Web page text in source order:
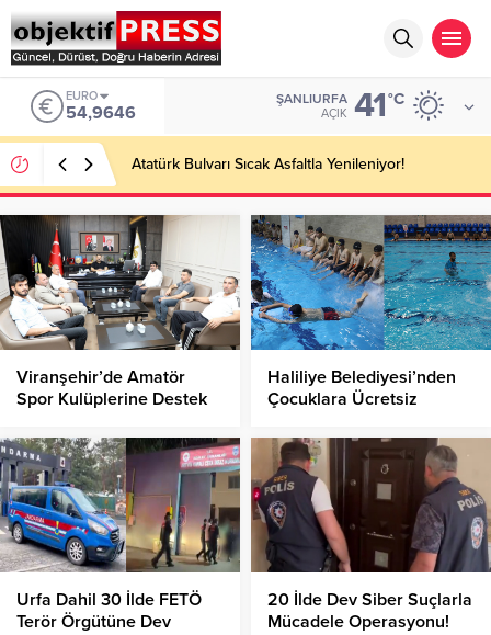
EURO
54,9646
ŞANLIURFA
AÇIK 41°C
Atatürk Bulvarı Sıcak Asfaltla Yenileniyor!
Viranşehir’de Amatör
Spor Kulüplerine Destek
Haliliye Belediyesi’nden
Çocuklara Ücretsiz
Urfa Dahil 30 İlde FETÖ
Terör Örgütüne Dev
20 İlde Dev Siber Suçlarla
Mücadele Operasyonu!